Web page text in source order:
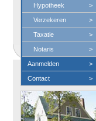
Hypotheek >
Verzekeren >
Taxatie >
Notaris >
Aanmelden >
Contact >